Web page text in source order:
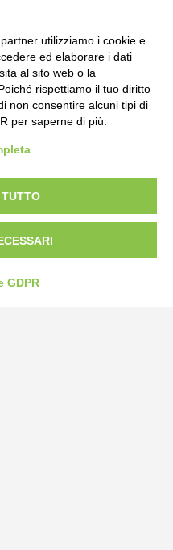
CN
utilizziamo i cookie e
ed elaborare i dati
al sito web o la
rispettiamo il tuo diritto
non consentire alcuni tipi di
per saperne di più.
GDPR